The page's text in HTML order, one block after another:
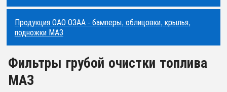
Продукция ОАО ОЗАА - бамперы, облицовки, крылья,
подножки МАЗ
Фильтры грубой очистки топлива
МАЗ